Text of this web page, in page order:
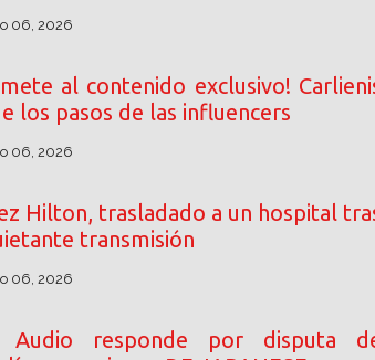
06, 2026
mete al contenido exclusivo!
los pasos de las influencers
06, 2026
Hilton, trasladado a un hospital
transmisión
06, 2026
Audio responde por disputa